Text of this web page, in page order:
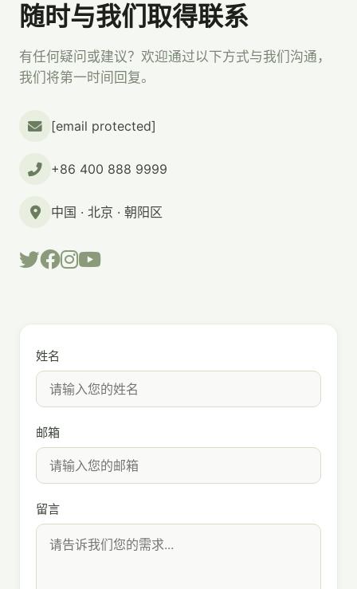
随时与我们取得联系
有任何疑问或建议？欢迎通过以下方式与我们沟通，
我们将第一时间回复。
[email protected]
+86 400 888 9999
中国 · 北京 · 朝阳区
姓名
邮箱
留言